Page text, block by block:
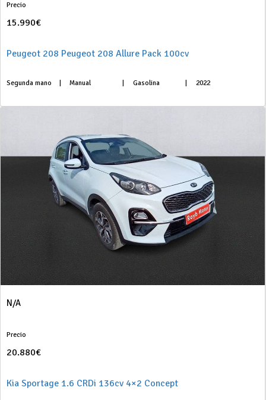
Precio
15.990€
Peugeot 208 Peugeot 208 Allure Pack 100cv
Segunda mano Manual Gasolina 2022
N/A
Precio
20.880€
Kia Sportage 1.6 CRDi 136cv 4×2 Concept